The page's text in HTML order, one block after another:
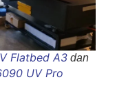
Flatbed A3 dan
UV Pro